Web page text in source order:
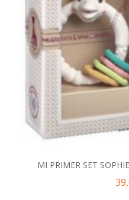
MI PRIMER SET